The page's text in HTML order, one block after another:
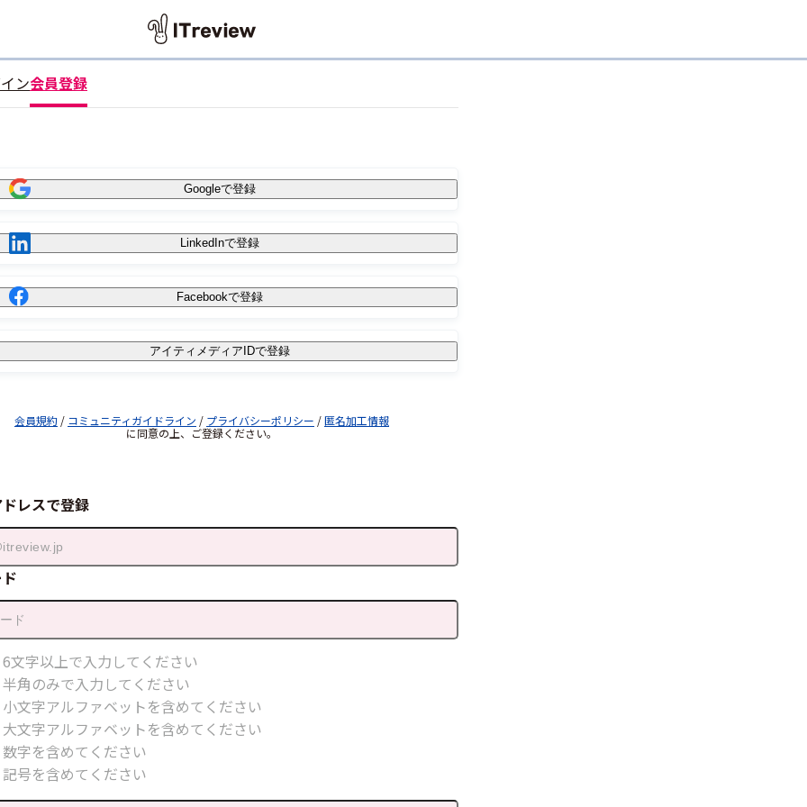
ン会員登録
Googleで登録
LinkedInで登録
Facebookで登録
アイティメディアIDで登録
会員規約 / コミュニティガイドライン / プライバシーポリシー /匿名加工情報
に同意の上、ご登録ください。
レスで登録
6文字以上で入力してください
半角のみで入力してください
小文字アルファベットを含めてください
大文字アルファベットを含めてください
数字を含めてください
記号を含めてください